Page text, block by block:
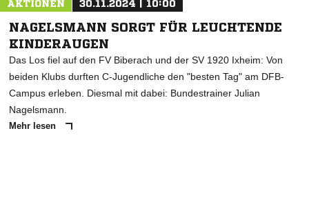
AKTIONEN 30.11.2024 | 10:00
NAGELSMANN SORGT FÜR LEUCHTENDE
KINDERAUGEN
Das Los fiel auf den FV Biberach und der SV 1920 Ixheim: Von
beiden Klubs durften C-Jugendliche den "besten Tag" am DFB-
Campus erleben. Diesmal mit dabei: Bundestrainer Julian
Nagelsmann.
Mehr lesen